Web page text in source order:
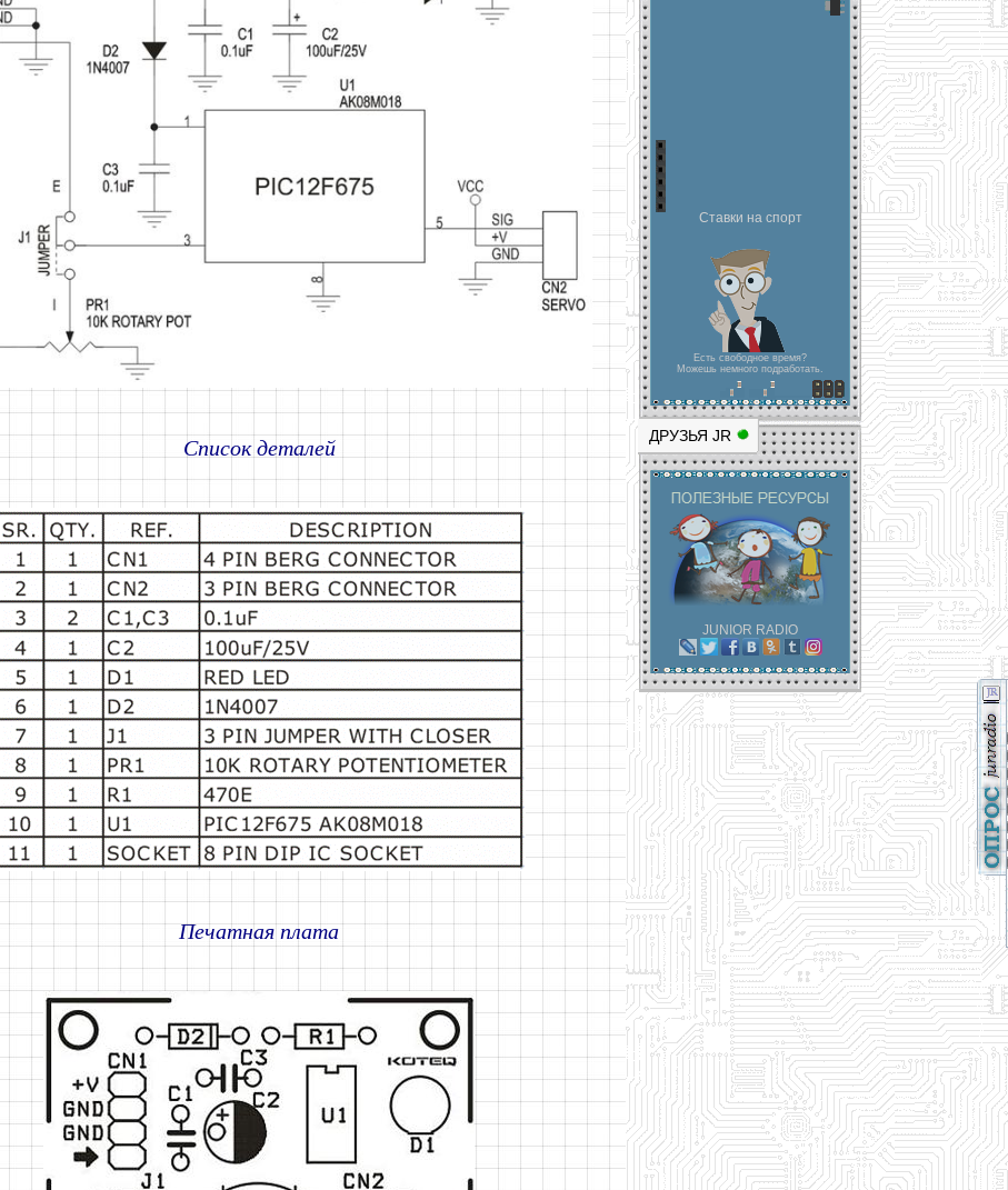
Ставки на спорт
Есть свободное время?
Можешь немного подработать.
ДРУЗЬЯ JR
JUNIOR RADIO
Список деталей
Печатная плата